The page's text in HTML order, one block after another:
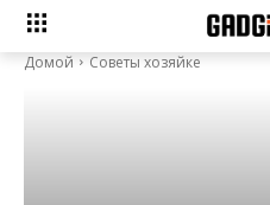
Домой Советы хозяйке